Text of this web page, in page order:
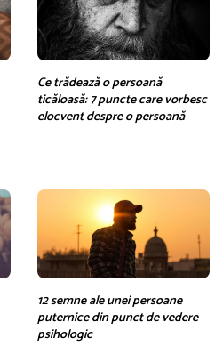
Ce trădează o persoană
ticăloasă: 7 puncte care vorbesc
elocvent despre o persoană
12 semne ale unei persoane
puternice din punct de vedere
psihologic